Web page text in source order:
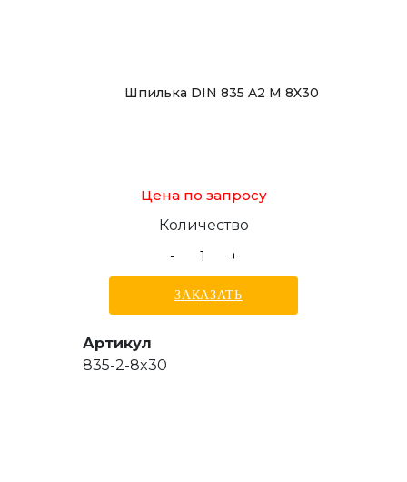
Шпилька DIN 835 A2 M 8X30
Цена по запросу
Количество
-
+
ЗАКАЗАТЬ
Артикул
835-2-8x30